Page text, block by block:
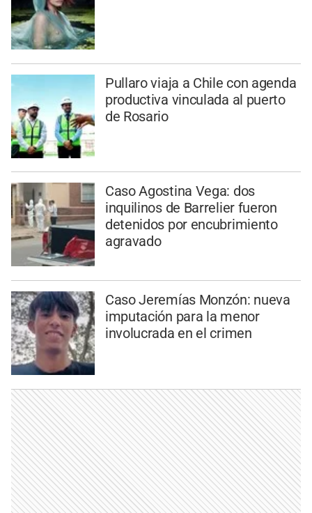
Pullaro viaja a Chile con agenda
productiva vinculada al puerto
de Rosario
Caso Agostina Vega: dos
inquilinos de Barrelier fueron
detenidos por encubrimiento
agravado
Caso Jeremías Monzón: nueva
imputación para la menor
involucrada en el crimen